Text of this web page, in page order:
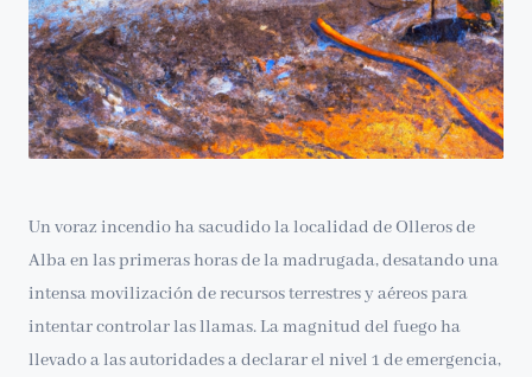
Un voraz incendio ha sacudido la localidad de Olleros de
Alba en las primeras horas de la madrugada, desatando una
intensa movilización de recursos terrestres y aéreos para
intentar controlar las llamas. La magnitud del fuego ha
llevado a las autoridades a declarar el nivel 1 de emergencia,